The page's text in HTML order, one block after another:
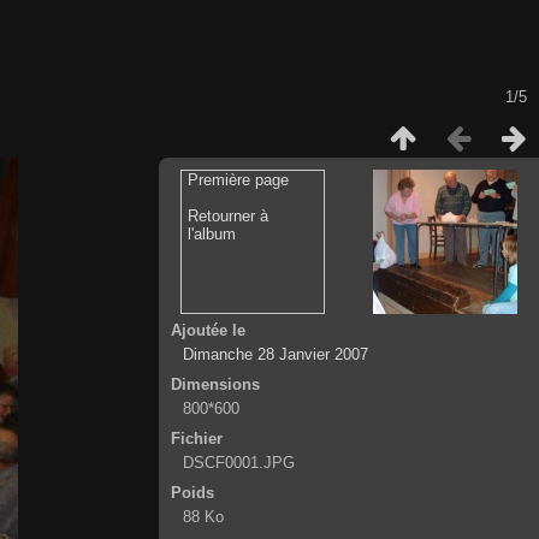
1/5
Première page
Retourner à
l'album
Ajoutée le
Dimanche 28 Janvier 2007
Dimensions
800*600
Fichier
DSCF0001.JPG
Poids
88 Ko